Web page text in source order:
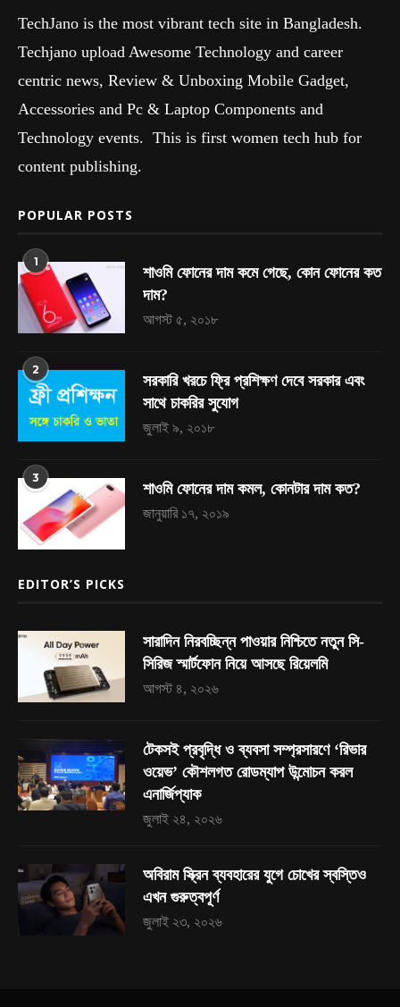
TechJano is the most vibrant tech site in Bangladesh.
Techjano upload Awesome Technology and career
centric news, Review & Unboxing Mobile Gadget,
Accessories and Pc & Laptop Components and
Technology events. This is first women tech hub for
content publishing.
POPULAR POSTS
1
শাওমি ফোনের দাম কমে গেছে, কোন ফোনের কত
দাম?
আগস্ট ৫, ২০১৮
2
সরকারি খরচে ফ্রি প্রশিক্ষণ দেবে সরকার এবং
সাথে চাকরির সুযোগ
জুলাই ৯, ২০১৮
3
শাওমি ফোনের দাম কমল, কোনটার দাম কত?
জানুয়ারি ১৭, ২০১৯
EDITOR’S PICKS
সারাদিন নিরবচ্ছিন্ন পাওয়ার নিশ্চিতে নতুন সি-
সিরিজ স্মার্টফোন নিয়ে আসছে রিয়েলমি
আগস্ট ৪, ২০২৬
টেকসই প্রবৃদ্ধি ও ব্যবসা সম্প্রসারণে ‘রিভার
ওয়েভ’ কৌশলগত রোডম্যাপ উন্মোচন করল
এনার্জিপ্যাক
জুলাই ২৪, ২০২৬
অবিরাম স্ক্রিন ব্যবহারের যুগে চোখের স্বস্তিও
এখন গুরুত্বপূর্ণ
জুলাই ২৩, ২০২৬